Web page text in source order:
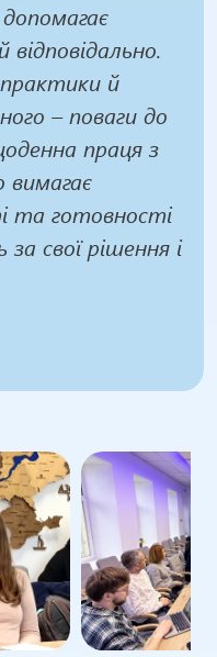
відповідально.
практики й
– поваги до
праця з
та готовності
свої рішення і